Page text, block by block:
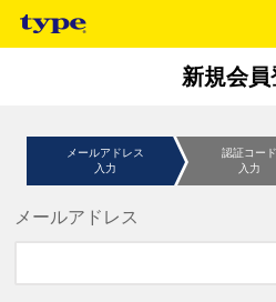
新規会員
メールアドレス
入力
認証コード
入力
メールアドレス